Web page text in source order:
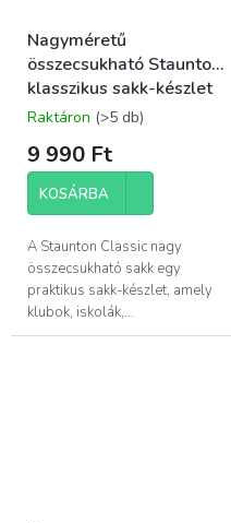
Nagyméretű
összecsukható Staunton
klasszikus sakk-készlet
Raktáron (>5 db)
9 990 Ft
KOSÁRBA
A Staunton Classic nagy
összecsukható sakk egy
praktikus sakk-készlet, amely
klubok, iskolák,...